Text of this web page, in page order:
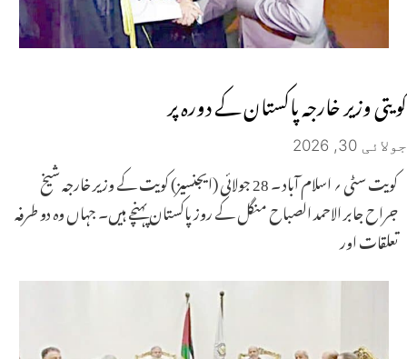
کویتی وزیر خارجہ پاکستان کے دورہ پر
جولائی 30, 2026
کویت سٹی ؍ اسلام آباد ۔ 28 جولائی (ایجنسیز) کویت کے وزیر خارجہ شیخ
جراح جابر الاحمد الصباح منگل کے روز پاکستان پہنچے ہیں۔ جہاں وہ دو طرفہ
تعلقات اور